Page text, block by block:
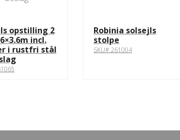
opstilling 2
incl.
i rustfri stål
Robinia solsejls
stolpe
SKU# 261004